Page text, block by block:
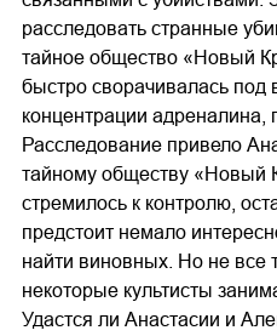
расследовать странные
тайное общество «Новый
быстро сворачивалась под
концентрации адреналина,
Расследование привело
тайному обществу «Новый
стремилось к контролю,
предстоит немало
найти виновных. Но не все
некоторые культисты
Удастся ли Анастасии и